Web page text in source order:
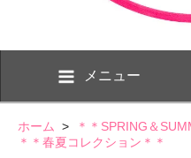
メニュー
ホーム >
＊＊SPRING＆
＊＊春夏コレクション＊＊